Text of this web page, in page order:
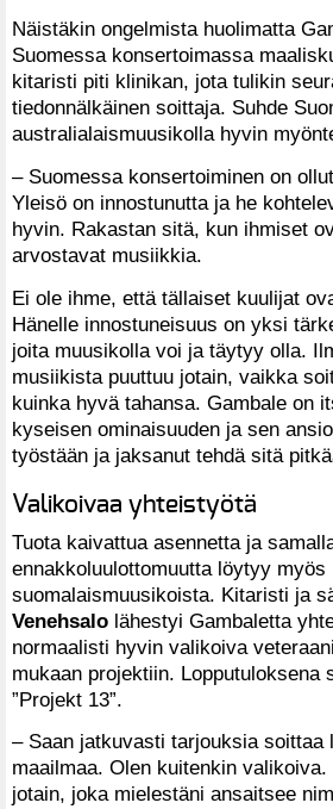
Näistäkin ongelmista huolimatta
Suomessa konsertoimassa
kitaristi piti klinikan, jota tulikin
tiedonnälkäinen soittaja. Suhde
australialaismuusikolla hyvin
– Suomessa konsertoiminen on
Yleisö on innostunutta ja he
hyvin. Rakastan sitä, kun ihmiset
arvostavat musiikkia.
Ei ole ihme, että tällaiset kuulijat
Hänelle innostuneisuus on yksi
joita muusikolla voi ja täytyy olla.
musiikista puuttuu jotain, vaikka
kuinka hyvä tahansa. Gambale on
kyseisen ominaisuuden ja sen
työstään ja jaksanut tehdä sitä
Valikoivaa yhteistyötä
Tuota kaivattua asennetta ja
ennakkoluulottomuutta löytyy myös
suomalaismuusikoista. Kitaristi ja
Venehsalo lähestyi Gambaletta
normaalisti hyvin valikoiva
mukaan projektiin. Lopputuloksena
”Projekt 13”.
– Saan jatkuvasti tarjouksia soittaa
maailmaa. Olen kuitenkin
jotain, joka mielestäni ansaitsee